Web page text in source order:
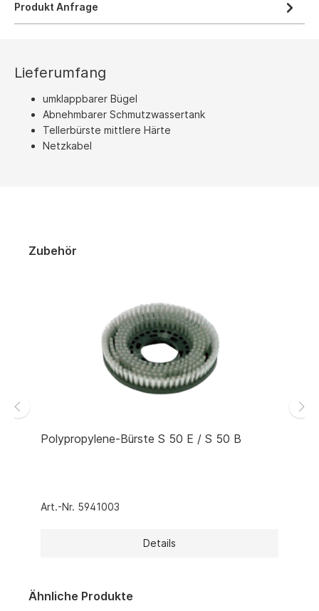
Produkt Anfrage
Lieferumfang
umklappbarer Bügel
Abnehmbarer Schmutzwassertank
Tellerbürste mittlere Härte
Netzkabel
Zubehör
Polypropylene-Bürste S 50 E / S 50 B
Art.-Nr. 5941003
Details
Ähnliche Produkte